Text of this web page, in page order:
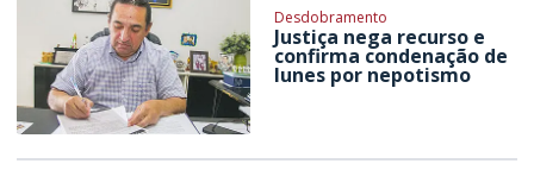
Desdobramento
Justiça nega recurso e
confirma condenação de
Iunes por nepotismo